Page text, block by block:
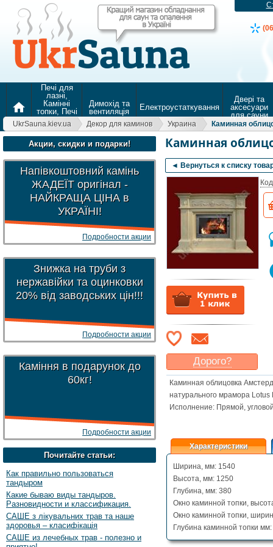
home
Печі для
лазні,
Камінні
топки, Печі
для
опалення
Димохід та
вентиляція
Електроустаткування
Двері та
аксесуари
для сауни
UkrSauna.kiev.ua Декор для каминов Украина Каминная
Акции, скидки и подарки!
Напівкоштовний камінь
ЖАДЕЇТ оригінал -
НАЙКРАЩА ЦІНА в
УКРАЇНІ!
Подробности акции
Знижка на труби з
нержавійки та оцинковки
20% від заводських цін!!!
Подробности акции
Каміння в подарунок до
60кг!
Подробности акции
Почитайте статьи:
Как правильно пользоваться
тандыром
Какие бываю виды тандыров.
Разновидности и классификация.
САШЕ з лікувальних трав та наше
здоровья – класифікація
САШЕ из лечебных трав - полезно и
Каминная
◄ Вернуться к списку
Дорого?
Какая ценамогла бы
Васустроить?
Указать цену
Каминная облицовка
натурального мрамора
Исполнение: Прямой,
Характеристики
Ширина, мм: 1540
Высота, мм: 1250
Глубина, мм: 380
Окно каминной топки,
Окно каминной топки,
Глубина каминной топки